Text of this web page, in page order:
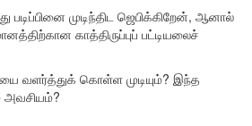
முடிந்திட ஜெபிக்கிறேன், ஆனால்
காத்திருப்புப் பட்டியலைச்
வளர்த்துக் கொள்ள முடியும்? இந்த
அவசியம்?